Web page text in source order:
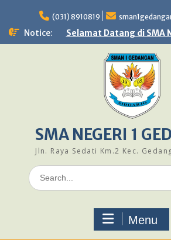
content
(031) 8910819
Notice: Selamat Datang di SMA
SMA NEGERI 1
Jln. Raya Sedati Km.2 Kec.
Search
for:
Menu